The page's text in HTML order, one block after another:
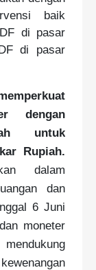
baik
di pasar
di pasar
dengan
untuk
Rupiah.
dalam
dan
6 Juni
moneter